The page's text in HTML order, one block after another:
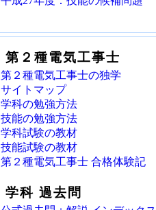
第２種電気工事士
第２種電気工事士の独学
サイトマップ
学科の勉強方法
技能の勉強方法
学科試験の教材
技能試験の教材
第２種電気工事士 合格体験記
学科 過去問